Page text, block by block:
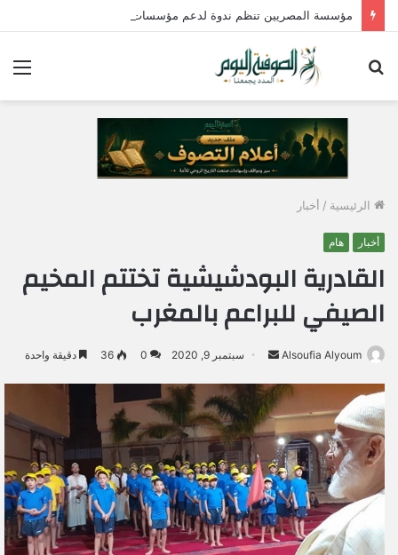
الرئيسية / أخبار
أخبار هام
القادرية البودشيشية تختتم المخيم
الصيفي للبراعم بالمغرب
Alsoufia Alyoum
س
ل
ب
ر
ي
د
ا
إ
سبتمبر 9, 2020 0
36 دقيقة واحدة